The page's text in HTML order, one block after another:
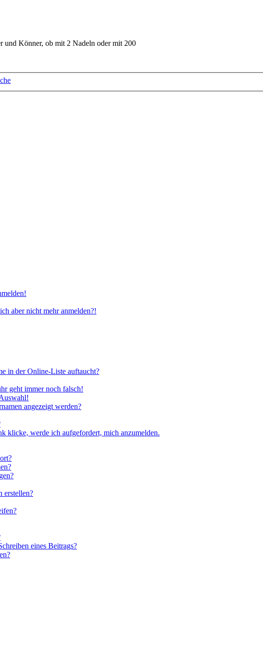
und Könner, ob mit 2 Nadeln oder mit 200
aber nicht mehr anmelden?!
in der Online-Liste auftaucht?
geht immer noch falsch!
angezeigt werden?
klicke, werde ich aufgefordert, mich anzumelden.
erstellen?
eines Beitrags?